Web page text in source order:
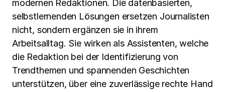
modernen Redaktionen. Die datenbasierten,
selbstlernenden Lösungen ersetzen Journalisten
nicht, sondern ergänzen sie in ihrem
Arbeitsalltag. Sie wirken als Assistenten, welche
die Redaktion bei der Identifizierung von
Trendthemen und spannenden Geschichten
unterstützen, über eine zuverlässige rechte Hand